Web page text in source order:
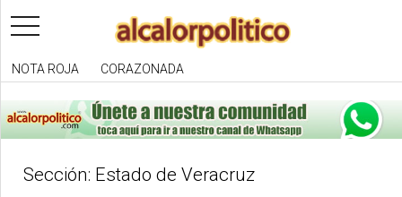
toggle
navigation
NOTA ROJA CORAZONADA
Sección: Estado de Veracruz